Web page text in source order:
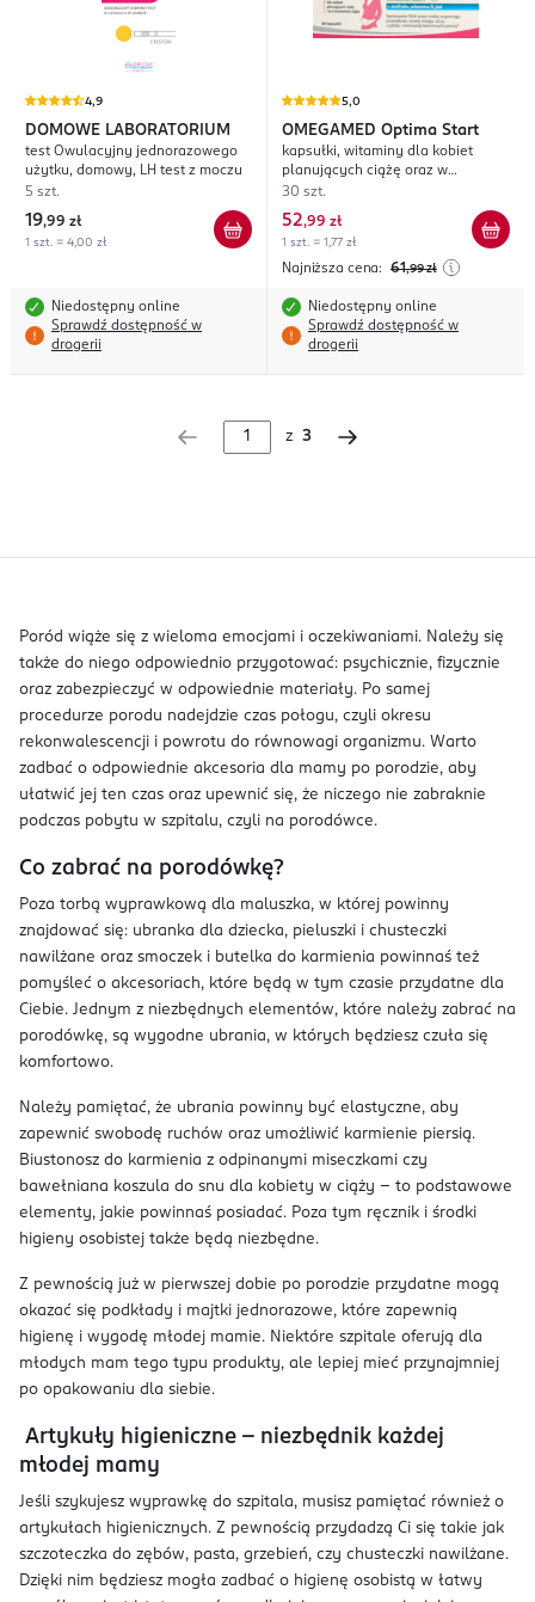
4,9
DOMOWE LABORATORIUM
test Owulacyjny jednorazowego
użytku, domowy, LH test z moczu
5 szt.
19,99 zł
1 szt. = 4,00 zł
Niedostępny online
Sprawdź dostępność w
drogerii
5,0
OMEGAMED Optima Start
kapsułki, witaminy dla kobiet
planujących ciążę oraz w
pierwszych miesiącach ciąży ,
30 szt.
52,99 zł
1 szt. = 1,77 zł
Najniższa cena: 61,99 zł
Niedostępny online
Sprawdź dostępność w
drogerii
z 3
Poród wiąże się z wieloma emocjami i oczekiwaniami. Należy się
także do niego odpowiednio przygotować: psychicznie, fizycznie
oraz zabezpieczyć w odpowiednie materiały. Po samej
procedurze porodu nadejdzie czas połogu, czyli okresu
rekonwalescencji i powrotu do równowagi organizmu. Warto
zadbać o odpowiednie akcesoria dla mamy po porodzie, aby
ułatwić jej ten czas oraz upewnić się, że niczego nie zabraknie
podczas pobytu w szpitalu, czyli na porodówce.
Co zabrać na porodówkę?
Poza torbą wyprawkową dla maluszka, w której powinny
znajdować się: ubranka dla dziecka, pieluszki i chusteczki
nawilżane oraz smoczek i butelka do karmienia powinnaś też
pomyśleć o akcesoriach, które będą w tym czasie przydatne dla
Ciebie. Jednym z niezbędnych elementów, które należy zabrać na
porodówkę, są wygodne ubrania, w których będziesz czuła się
komfortowo.
Należy pamiętać, że ubrania powinny być elastyczne, aby
zapewnić swobodę ruchów oraz umożliwić karmienie piersią.
Biustonosz do karmienia z odpinanymi miseczkami czy
bawełniana koszula do snu dla kobiety w ciąży – to podstawowe
elementy, jakie powinnaś posiadać. Poza tym ręcznik i środki
higieny osobistej także będą niezbędne.
Z pewnością już w pierwszej dobie po porodzie przydatne mogą
okazać się podkłady i majtki jednorazowe, które zapewnią
higienę i wygodę młodej mamie. Niektóre szpitale oferują dla
młodych mam tego typu produkty, ale lepiej mieć przynajmniej
po opakowaniu dla siebie.
Artykuły higieniczne – niezbędnik każdej
młodej mamy
Jeśli szykujesz wyprawkę do szpitala, musisz pamiętać również o
artykułach higienicznych. Z pewnością przydadzą Ci się takie jak
szczoteczka do zębów, pasta, grzebień, czy chusteczki nawilżane.
Dzięki nim będziesz mogła zadbać o higienę osobistą w łatwy